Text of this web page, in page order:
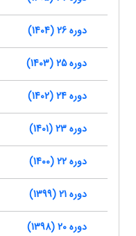
دوره 26 (1404)
دوره 25 (1403)
دوره 24 (1402)
دوره 23 (1401)
دوره 22 (1400)
دوره 21 (1399)
دوره 20 (1398)